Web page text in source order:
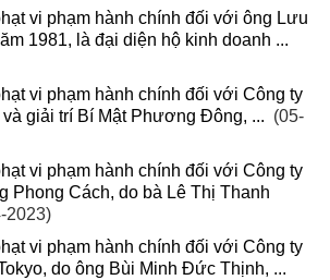
vi phạm hành chính đối với ông Lưu
1981, là đại diện hộ kinh doanh ...
vi phạm hành chính đối với Công ty
giải trí Bí Mật Phương Đông, ... (05-
vi phạm hành chính đối với Công ty
Phong Cách, do bà Lê Thị Thanh
2023)
vi phạm hành chính đối với Công ty
do ông Bùi Minh Đức Thịnh, ...